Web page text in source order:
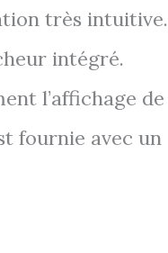
très intuitive.
intégré.
l’affichage de
fournie avec un